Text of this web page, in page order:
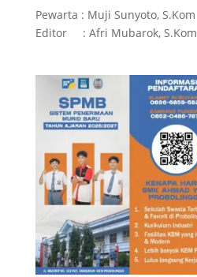
Pewarta : Muji Sunyoto, S.Kom
Editor : Afri Mubarok, S.Kom